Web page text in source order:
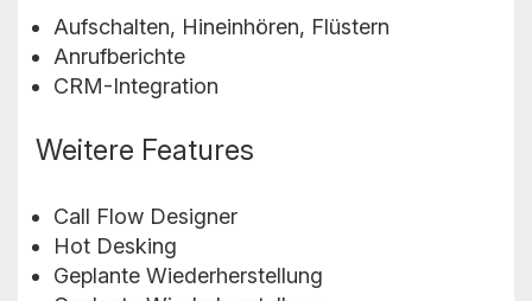
Aufschalten, Hineinhören, Flüstern
Anrufberichte
CRM-Integration
Weitere Features
Call Flow Designer
Hot Desking
Geplante Wiederherstellung